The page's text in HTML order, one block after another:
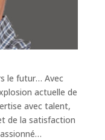
le futur… Avec
actuelle de
avec talent,
de la satisfaction